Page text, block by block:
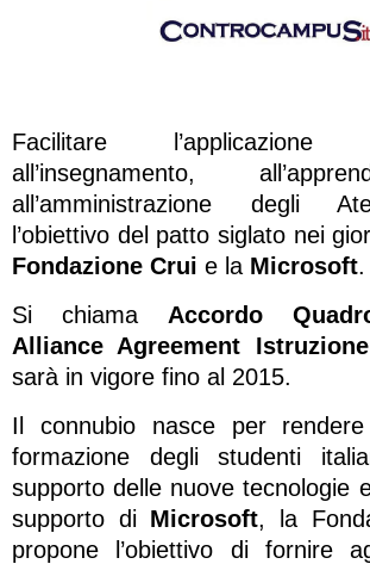
Facilitare
all’insegnamento,
all’amministrazione degli
l’obiettivo del patto siglato nei
Fondazione Crui e la Microsoft.
Si chiama Accordo
Alliance Agreement
sarà in vigore fino al 2015.
Il connubio nasce per
formazione degli studenti
supporto delle nuove tecnologie
supporto di Microsoft, la
propone l’obiettivo di fornire